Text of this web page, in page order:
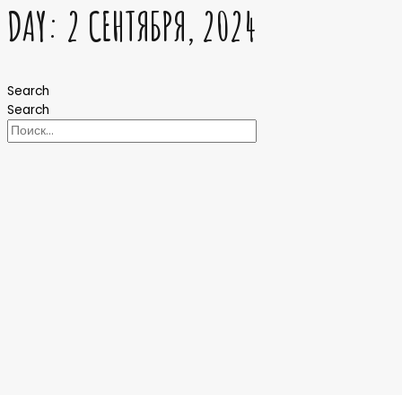
DAY: 2 СЕНТЯБРЯ, 2024
Search
Search